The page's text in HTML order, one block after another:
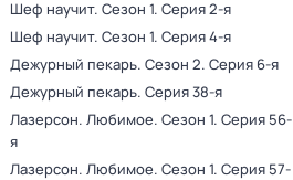
Шеф научит. Сезон 1. Серия 2-я
Шеф научит. Сезон 1. Серия 4-я
Дежурный пекарь. Сезон 2. Серия 6-я
Дежурный пекарь. Серия 38-я
Лазерсон. Любимое. Сезон 1. Серия 56-
я
Лазерсон. Любимое. Сезон 1. Серия 57-